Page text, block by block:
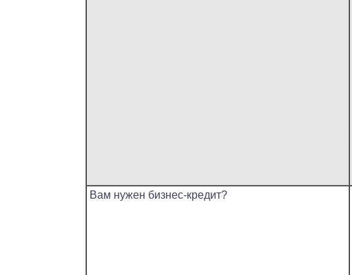
Вам нужен бизнес-кредит?